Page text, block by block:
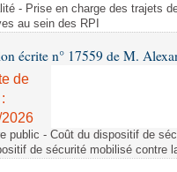
- Prise en charge des trajets
au sein des RPI
écrite n° 17559 de M.
de
public - Coût du dispositif de
de sécurité mobilisé contre